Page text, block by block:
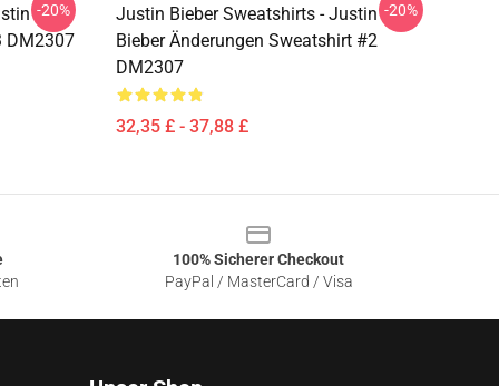
DM2307
-20%
Justin Bieber Sweatshirts - Justin
Bieber Änderungen Sweatshirt #2
DM2307
32,35 £ - 37,88 £
-20%
100% Sicherer Checkout
PayPal / MasterCard / Visa